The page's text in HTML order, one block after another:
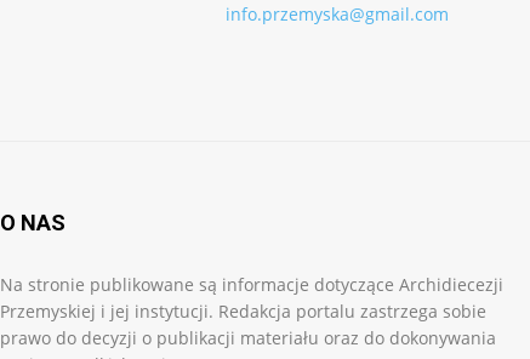
info.przemyska@gmail.com
O NAS
Na stronie publikowane są informacje dotyczące Archidiecezji
Przemyskiej i jej instytucji. Redakcja portalu zastrzega sobie
prawo do decyzji o publikacji materiału oraz do dokonywania